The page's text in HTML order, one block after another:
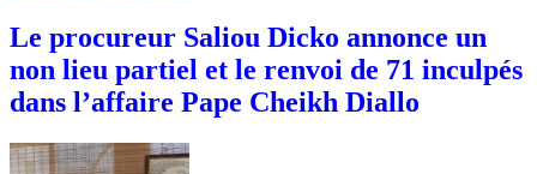
Le procureur Saliou Dicko annonce un
non lieu partiel et le renvoi de 71 inculpés
dans l’affaire Pape Cheikh Diallo